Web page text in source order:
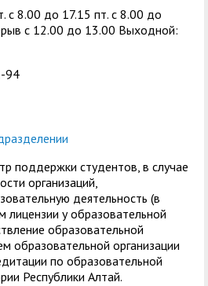
с 8.00 до 17.15 пт. c 8.00 до
с 12.00 до 13.00 Выходной:
94
поддержки студентов, в случае
организаций,
деятельность (в
лицензии у образовательной
образовательной
образовательной организации
по образовательной
Республики Алтай.